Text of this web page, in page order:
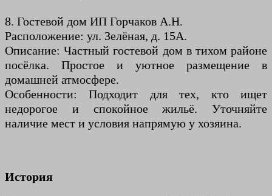
8. Гостевой дом ИП Горчаков А.Н.
Расположение: ул. Зелёная, д. 15А.
Описание: Частный гостевой дом в тихом районе
посёлка. Простое и уютное размещение в
домашней атмосфере.
Особенности: Подходит для тех, кто ищет
недорогое и спокойное жильё. Уточняйте
наличие мест и условия напрямую у хозяина.
История